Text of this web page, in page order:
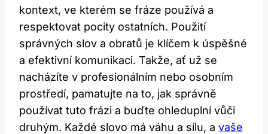
kontext, ve kterém se fráze používá a
respektovat pocity ostatních. Použití
správných slov a obratů je klíčem k úspěšné
a efektivní komunikaci. Takže, ať už se
nacházíte v profesionálním nebo osobním
prostředí, pamatujte na to, jak správně
používat tuto frázi a buďte ohleduplní vůči
druhým. Každé slovo má váhu a sílu, a vaše